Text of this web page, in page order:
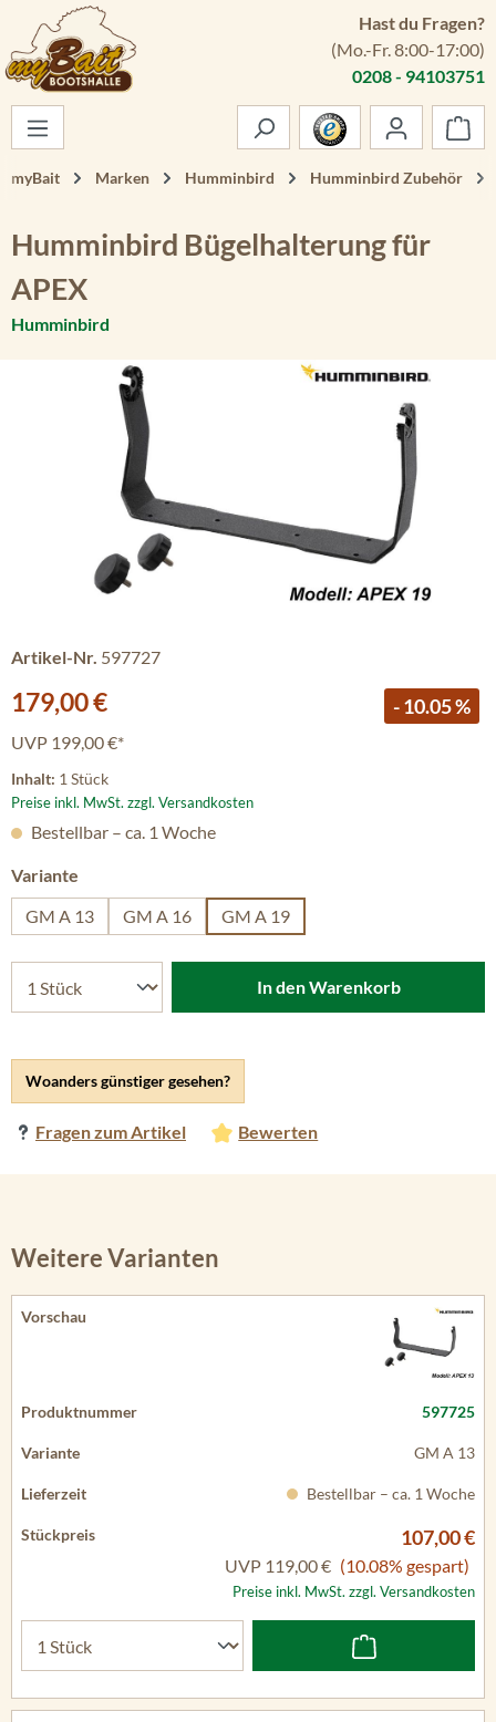
Zum Hauptinhalt springen
Hast du Fragen?
(Mo.-Fr. 8:00-17:00)
0208 - 94103751
myBait Marken Humminbird Humminbird Zubehör
Humminbird Bügelhalterung für
APEX
Humminbird
Bildergalerie überspringen
Artikel-Nr. 597727
Verkaufspreis:
179,00 € - 10.05 %
UVP 199,00 €*
Inhalt: 1 Stück
Preise inkl. MwSt. zzgl. Versandkosten
Woanders günstiger gesehen?
Fragen zum Artikel Bewerten
Bestellbar – ca. 1 Woche
Variante
GM A 13
GM A 16 GM A 19
In den Warenkorb
Weitere Varianten
597725
GM A 13
Bestellbar – ca. 1 Woche
107,00 €
UVP 119,00 € (10.08% gespart)
Preise inkl. MwSt. zzgl. Versandkosten